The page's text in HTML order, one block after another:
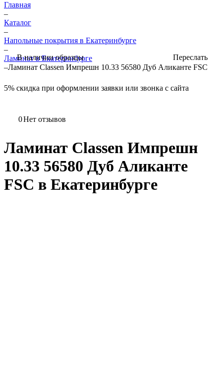
Главная
–
Каталог
–
Напольные покрытия в Екатеринбурге
–
Ламинат в Екатеринбурге
–Ламинат Classen Импрешн 10.33 56580 Дуб Аликанте FSC
5% скидка при оформлении заявки или звонка с сайта
0Нет отзывов
Ламинат Classen Импрешн
10.33 56580 Дуб Аликанте
FSC в Екатеринбурге
В наличии образцы Переслать